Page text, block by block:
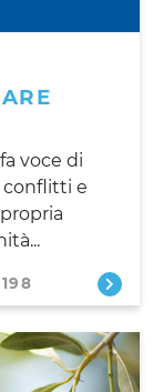
voce di
e
198